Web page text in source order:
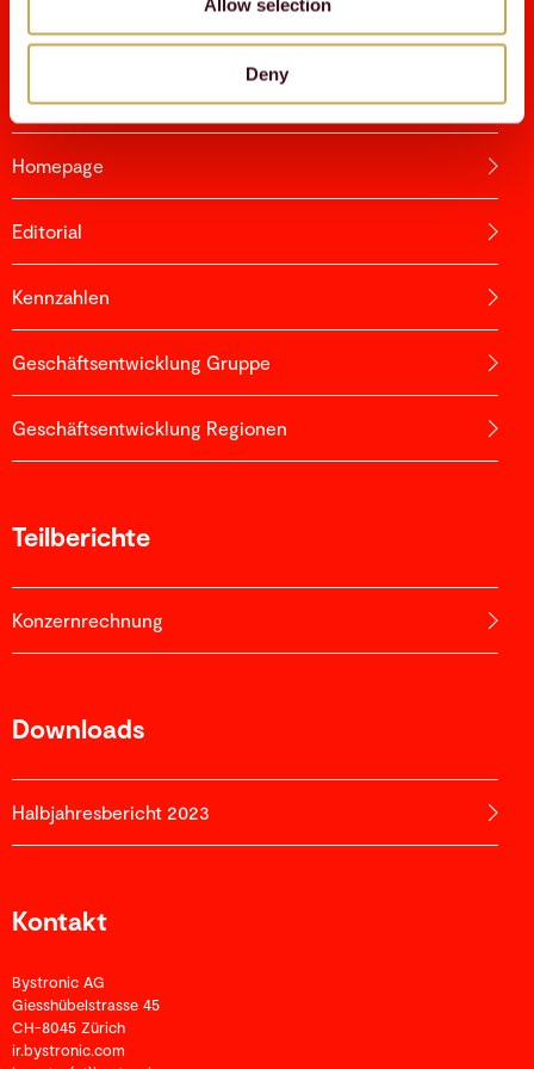
Allow selection
Deny
Halbjahresbericht 2023
Homepage
Editorial
Kennzahlen
Geschäftsentwicklung Gruppe
Geschäftsentwicklung Regionen
Teilberichte
Konzernrechnung
Downloads
Halbjahres­­bericht 2023
Kontakt
Bystronic AG
Giesshübelstrasse 45
CH-8045 Zürich
ir.bystronic.com